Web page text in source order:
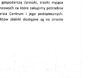
Ci naszych
upodobań oraz Twoich
dostawców usług.
prezentujących nasze
mediów